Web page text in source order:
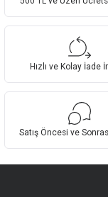
Ürün resmi
Ürün
Bu ürüne benzer
Hızlı ve Kolay İade
Satış Öncesi ve